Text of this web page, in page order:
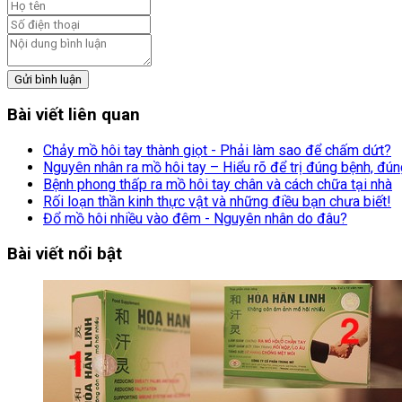
Gửi bình luận
Bài viết liên quan
Chảy mồ hôi tay thành giọt - Phải làm sao để chấm dứt?
Nguyên nhân ra mồ hôi tay – Hiểu rõ để trị đúng bệnh,
Bệnh phong thấp ra mồ hôi tay chân và cách chữa tại nhà
Rối loạn thần kinh thực vật và những điều bạn chưa biết!
Đổ mồ hôi nhiều vào đêm - Nguyên nhân do đâu?
Bài viết nổi bật